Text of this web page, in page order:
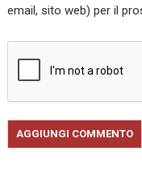
email, sito web) per il